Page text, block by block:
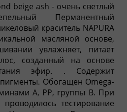
beige ash - очень светлый
Перманентный
краситель NAPURA
масляной основе,
увлажняет, питает
созданный на основе
эфир. . Содержит
Обогащен Omega-
А, РР, группы B. При
проводилось тестирование